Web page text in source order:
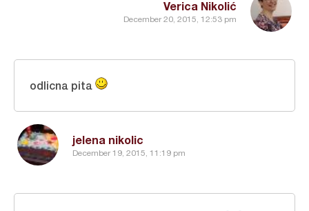
Verica Nikolić
December 20, 2015, 12:53 pm
jelena nikolic
December 19, 2015, 11:19 pm
odlicna pita